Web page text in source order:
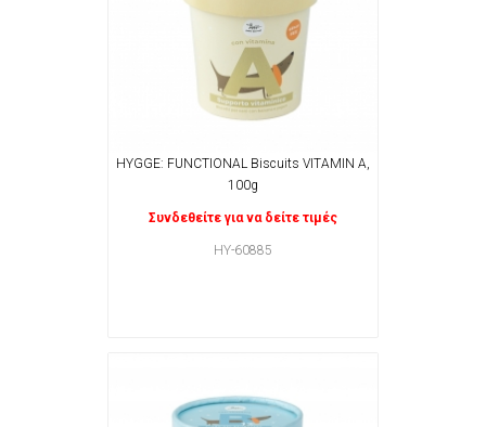
HYGGE: FUNCTIONAL Biscuits VITAMIN A,
100g
Συνδεθείτε για να δείτε τιμές
HY-60885